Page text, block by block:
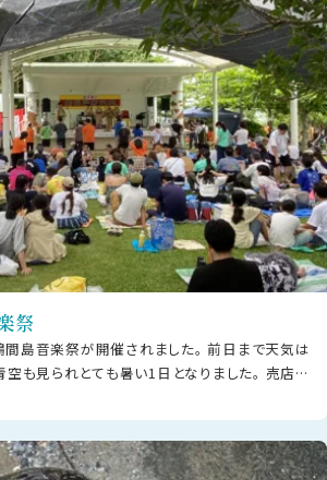
祭
間島音楽祭が開催されました。 前日まで天気は
空も見られとても暑い1日となりました。 売店や